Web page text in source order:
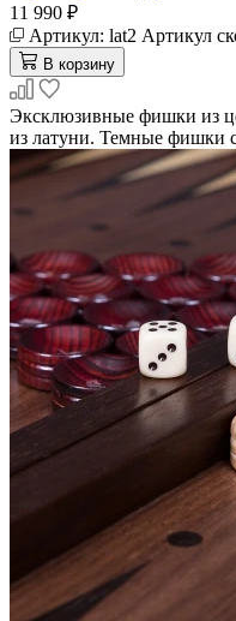
11 990 ₽
Артикул: lat2 Артикул
В корзину
Эксклюзивные фишки из
из латуни. Темные фишки